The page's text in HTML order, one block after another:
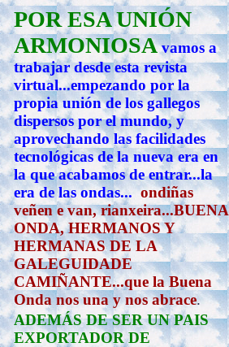
POR ESA UNIÓN
ARMONIOSAvamos a
trabajar desde esta revista
virtual...empezando por la
propia unión de los gallegos
dispersos por el mundo, y
aprovechando las facilidades
tecnológicas de la nueva era en
la que acabamos de entrar...la
era de las ondas...ondiñas
veñen e van, rianxeira...BUENA
ONDA, HERMANOS Y
HERMANAS DE LA
GALEGUIDADE
CAMIÑANTE...que la Buena
Onda nos una y nos abrace.
ADEMÁS DE SER UN PAIS
EXPORTADOR DE